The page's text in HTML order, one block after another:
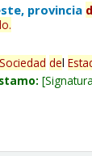
provincia
.
Sociedad del